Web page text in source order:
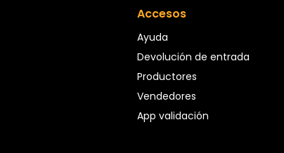
Accesos
Ayuda
Devolución de entrada
Productores
Vendedores
App validación